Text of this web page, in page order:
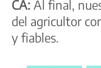
CA: Al final,
del agricultor
y fiables.